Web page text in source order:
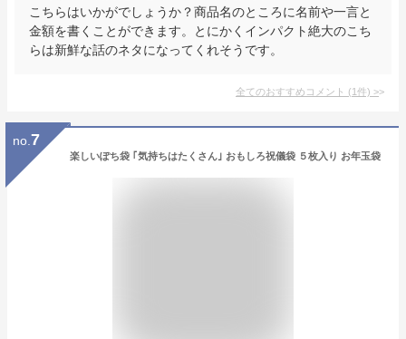
こちらはいかがでしょうか？商品名のところに名前や一言と
金額を書くことができます。とにかくインパクト絶大のこち
らは新鮮な話のネタになってくれそうです。
全てのおすすめコメント (1件) >
no. 7
楽しいぽち袋 ｢気持ちはたくさん｣ おもしろ祝儀袋 ５枚入り お年玉袋